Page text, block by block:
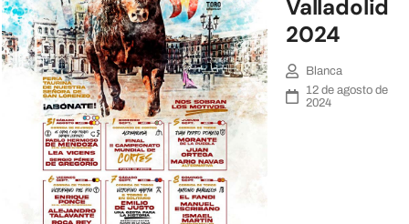
Valladolid
2024
Blanca
12 de agosto de
2024